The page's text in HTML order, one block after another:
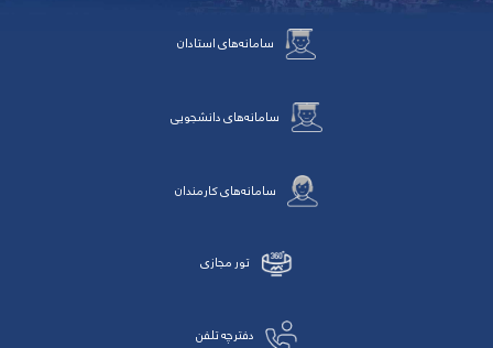
سامانه‌های استادان
سامانه‌های دانشجویی
سامانه‌های کارمندان
تور مجازی
دفترچه تلفن